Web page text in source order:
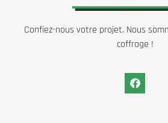
Confiez-nous votre projet. Nous
coffrage !